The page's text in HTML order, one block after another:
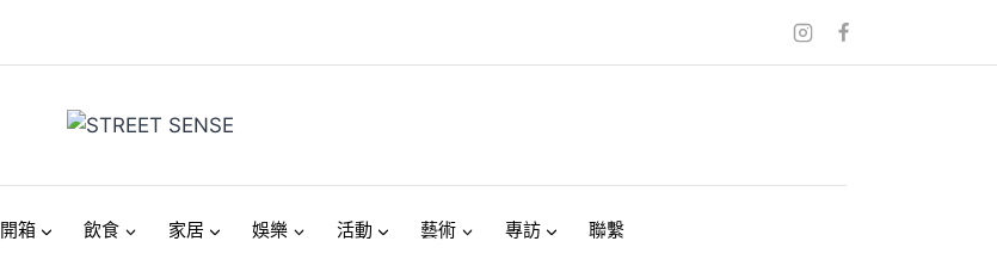
開箱 飲食 家居 娛樂 活動 藝術 專訪 聯繫